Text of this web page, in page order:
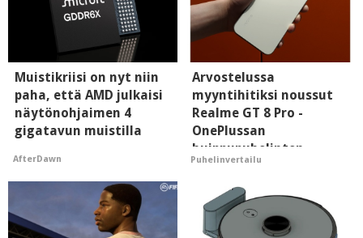
Muistikriisi on nyt niin
paha, että AMD julkaisi
näytönohjaimen 4
gigatavun muistilla
AfterDawn
Arvostelussa
myyntihitiksi noussut
Realme GT 8 Pro -
OnePlussan
huippupuhelinten
"perillinen"
Puhelinvertailu